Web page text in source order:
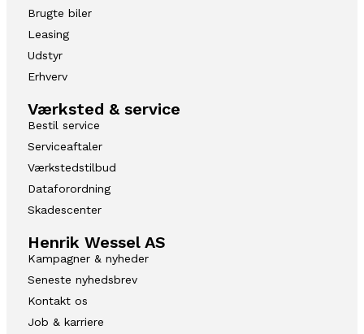
Brugte biler
Leasing
Udstyr
Erhverv
Værksted & service
Bestil service
Serviceaftaler
Værkstedstilbud
Dataforordning
Skadescenter
Henrik Wessel AS
Kampagner & nyheder
Seneste nyhedsbrev
Kontakt os
Job & karriere